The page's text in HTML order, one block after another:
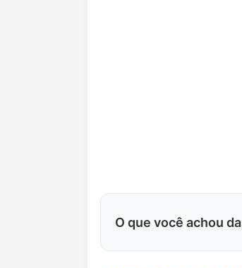
O que você achou